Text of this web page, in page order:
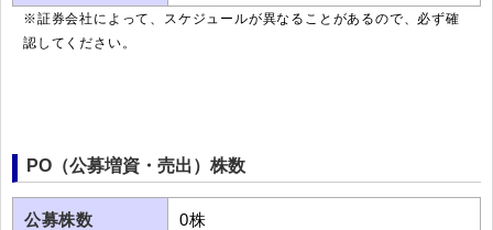
※証券会社によって、スケジュールが異なることがあるので、必ず確
認してください。
PO（公募増資・売出）株数
公募株数 0株